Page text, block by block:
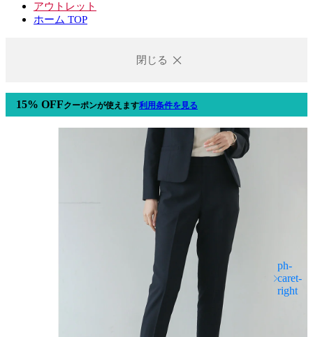
アウトレット
ホーム TOP
閉じる
15% OFFクーポンが使えます利用条件を見る